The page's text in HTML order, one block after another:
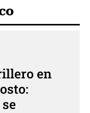
en